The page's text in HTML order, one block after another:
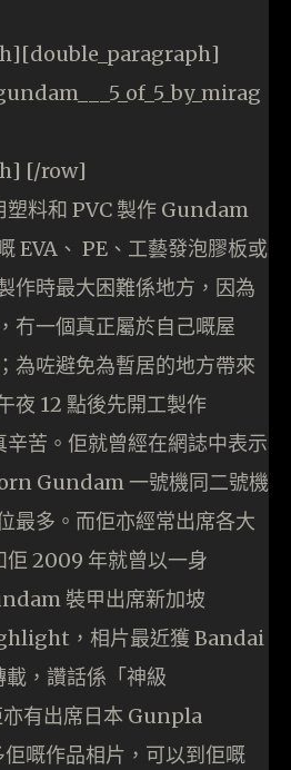
[/row]
塑料和 PVC 製作 Gundam
EVA、 PE、工藝發泡膠板或
作時最大困難係地方，因為
冇一個真正屬於自己嘅屋
為咗避免為暫居的地方帶來
夜 12 點後先開工製作
苦。佢就曾經在網誌中表示
Gundam 一號機同二號機
最多。而佢亦經常出席各大
2009 年就曾以一身
裝甲出席新加坡
，相片最近獲 Bandai
，讚話係「神級
有出席日本 Gunpla
嘅作品相片，可以到佢嘅